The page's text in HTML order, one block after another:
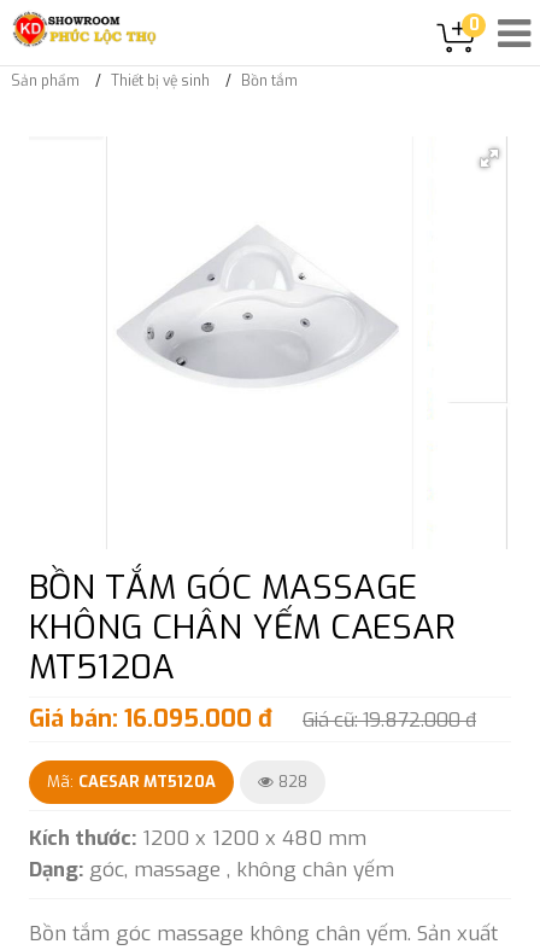
0
Sản phẩm Thiết bị vệ sinh Bồn tắm
BỒN TẮM GÓC MASSAGE
KHÔNG CHÂN YẾM CAESAR
MT5120A
Giá bán: 16.095.000 đ Giá cũ: 19.872.000 đ
Mã: CAESAR MT5120A 828
Kích thước: 1200 x 1200 x 480 mm
Dạng: góc, massage , không chân yếm
Bồn tắm góc massage không chân yếm. Sản xuất